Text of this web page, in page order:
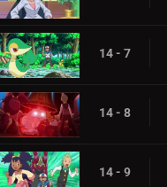
14 - 7
14 - 8
14 - 9